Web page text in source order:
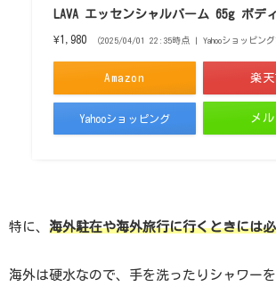
LAVA エッセンシャルバーム 65g ボデ
¥1,980 （2025/04/01 22:35時点 | Yahooショッピング
Amazon 楽
Yahooショッピング メ
特に、 海外駐在や海外旅行に行くときには
海外は硬水なので、手を洗ったりシャワー